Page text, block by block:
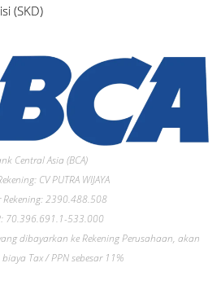
(SKD)
Central Asia (BCA)
CV PUTRA WIJAYA
Rekening: 2390.488.508
70.396.691.1-533.000
dibayarkan ke Rekening Perusahaan, akan
Tax / PPN sebesar 11%